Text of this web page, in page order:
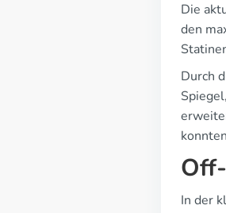
Die
den
Durch
In der